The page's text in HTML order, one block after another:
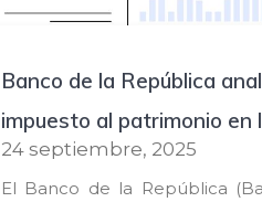
Banco de la República
impuesto al patrimonio en
24 septiembre, 2025
El Banco de la República